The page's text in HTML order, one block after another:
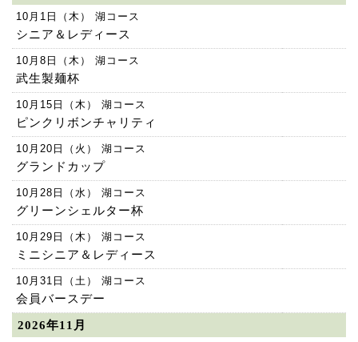
10月1日（木） 湖コース
シニア＆レディース
10月8日（木） 湖コース
武生製麺杯
10月15日（木） 湖コース
ピンクリボンチャリティ
10月20日（火） 湖コース
グランドカップ
10月28日（水） 湖コース
グリーンシェルター杯
10月29日（木） 湖コース
ミニシニア＆レディース
10月31日（土） 湖コース
会員バースデー
2026年11月